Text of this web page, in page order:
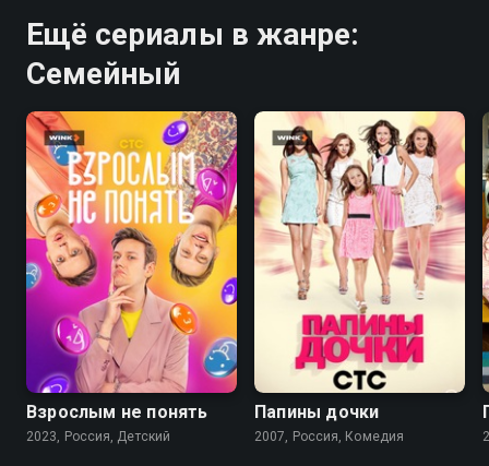
Ещё сериалы в жанре:
Семейный
8.1
Взрослым не понять
2023, Россия, Детский
5.9 4.9
Папины дочки
2007, Россия, Комедия